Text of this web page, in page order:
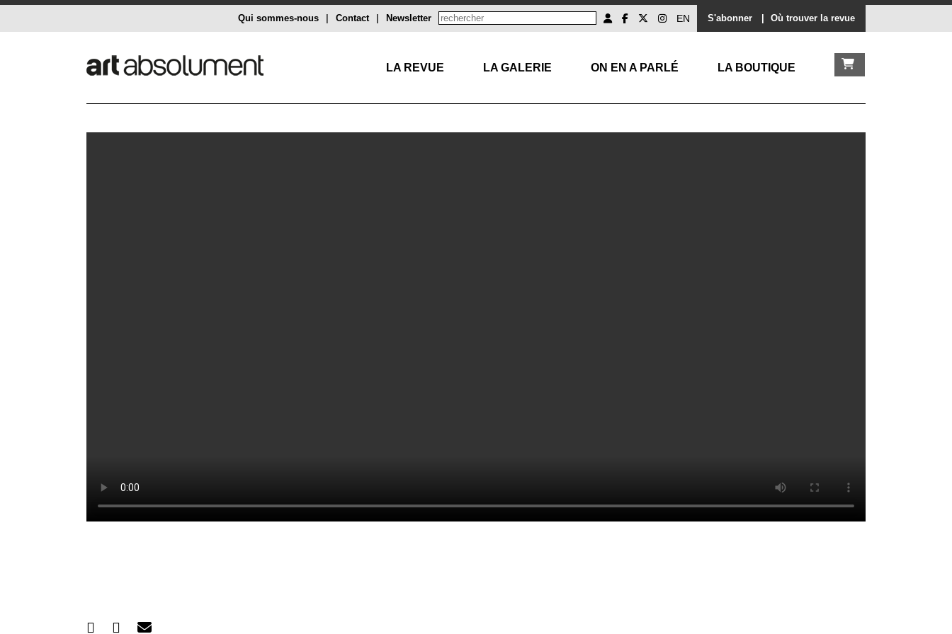
S'abonner Où trouver la revue
EN
Newsletter
Contact
Qui sommes-nous
LA REVUE LA GALERIE ON EN A PARLÉ LA BOUTIQUE